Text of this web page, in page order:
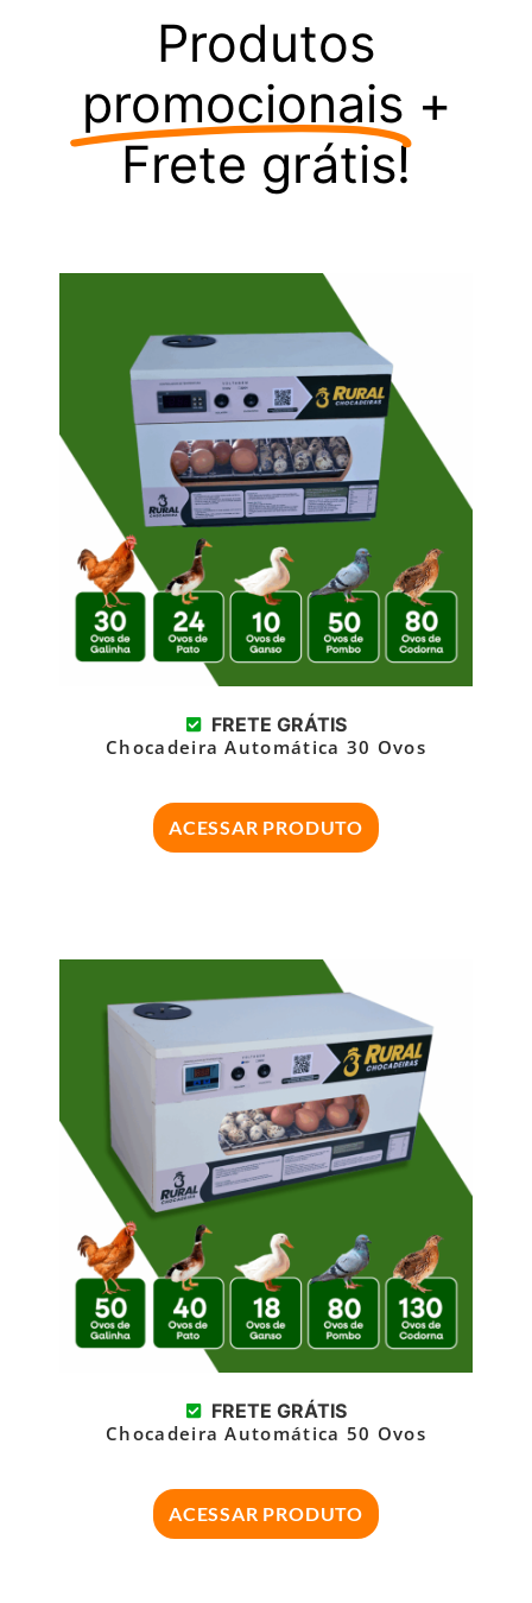
Produtos
promocionais +
Frete grátis!
FRETE GRÁTIS
Chocadeira Automática 30 Ovos
ACESSAR PRODUTO
FRETE GRÁTIS
Chocadeira Automática 50 Ovos
ACESSAR PRODUTO